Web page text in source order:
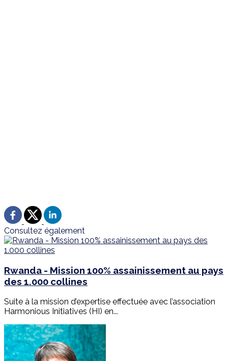
Consultez également
Rwanda - Mission 100% assainissement au pays
des 1.000 collines
Suite à la mission d’expertise effectuée avec l’association
Harmonious Initiatives (HI) en...